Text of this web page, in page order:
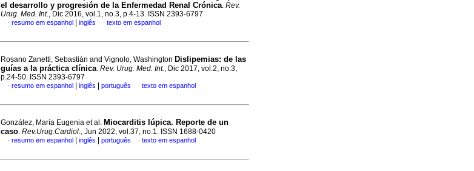
el desarrollo y progresión de la Enfermedad Renal Crónica. Rev.
Urug. Med. Int., Dic 2016, vol.1, no.3, p.4-13. ISSN 2393-6797
· resumo em espanhol inglês · texto em espanhol
Rosano Zanetti, Sebastián and Vignolo, Washington Dislipemias: de las
guías a la práctica clínica. Rev. Urug. Med. Int., Dic 2017, vol.2, no.3,
p.24-50. ISSN 2393-6797
· resumo em espanhol inglês português · texto em espanhol
González, María Eugenia et al. Miocarditis lúpica. Reporte de un
caso. Rev.Urug.Cardiol., Jun 2022, vol.37, no.1. ISSN 1688-0420
· resumo em espanhol inglês português · texto em espanhol